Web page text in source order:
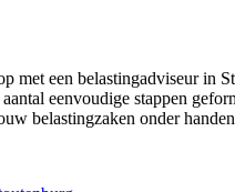
met een belastingadviseur in
eenvoudige stappen
belastingzaken onder